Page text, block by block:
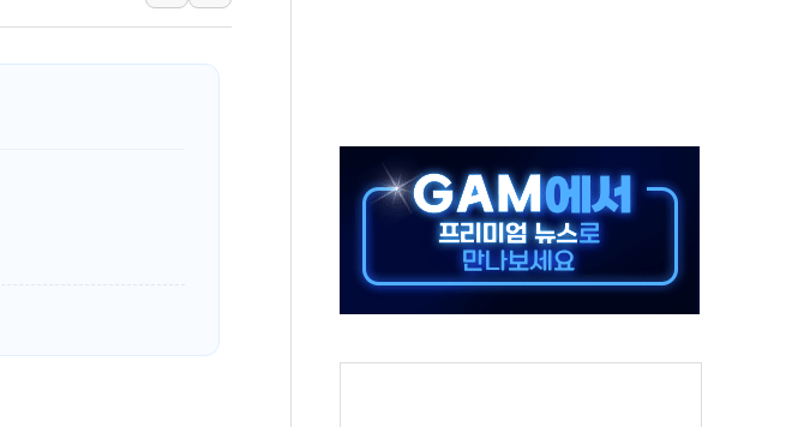
네이버, AI 투자로 숨 고르기…매출 16% 늘고 영업이익은 제자리
중기부, 떡국·떡볶이떡 제조업 '생계형 적합업종' 재지정...5년 더 보호